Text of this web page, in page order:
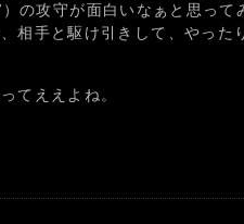
の攻守が面白いなぁと思って
相手と駆け引きして、やった
てええよね。